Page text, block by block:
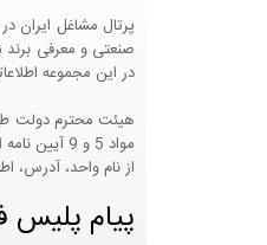
صنعتی و معرفی
در این مجموعه
از نام واحد، آدرس،
پیام پلیس